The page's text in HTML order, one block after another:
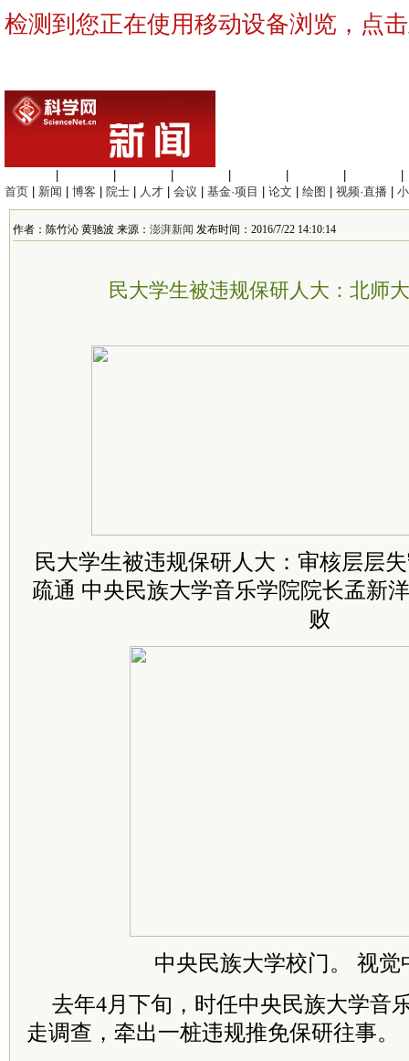
检测到您正在使用移动设备浏览，点击
首页
新闻 博客 院士 人才 会议 基金·项目 论文 绘图 视频·直播
作者：陈竹沁 黄驰波 来源： 澎湃新闻 发布时间：2016/7/22 14:10:14
民大学生被违规保研人大：北师
民大学生被违规保研人大：审核层层
疏通 中央民族大学音乐学院院长孟新
败
中央民族大学校门。 视觉
去年4月下旬，时任中央民族大学音
走调查，牵出一桩违规推免保研往事。